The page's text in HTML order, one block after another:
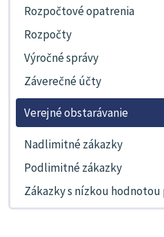
Rozpočtové opatrenia
Rozpočty
Výročné správy
Záverečné účty
Verejné obstarávanie
Nadlimitné zákazky
Podlimitné zákazky
Zákazky s nízkou hodnotou